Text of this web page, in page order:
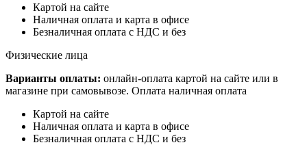
Картой на сайте
Наличная оплата и карта в офисе
Безналичная оплата с НДС и без
Физические лица
Варианты оплаты: онлайн-оплата картой на сайте или в
магазине при самовывозе. Оплата наличная оплата
Картой на сайте
Наличная оплата и карта в офисе
Безналичная оплата с НДС и без